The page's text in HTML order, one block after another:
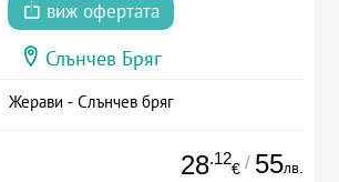
виж офертата
Слънчев Бряг
Жерави - Слънчев бряг
28.12
€ / 55лв.